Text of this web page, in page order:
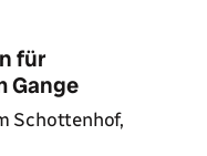
für
Gange
Schottenhof,